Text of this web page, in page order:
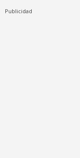
Publicidad